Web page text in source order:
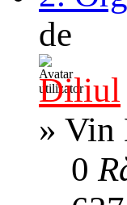
de
Diliul
» Vin
0